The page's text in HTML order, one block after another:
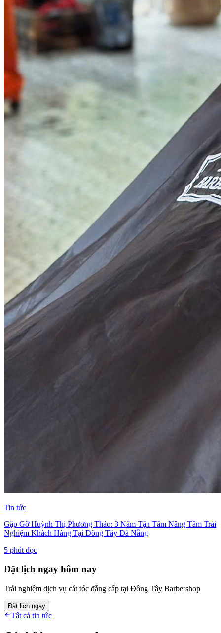
Tin tức
Gặp Gỡ Huỳnh Thị Phương Thảo: 3 Năm Tận Tâm Nâng Tầm Trải
Nghiệm Khách Hàng Tại Đông Tây Đà Nẵng
5 phút đọc
Đặt lịch ngay hôm nay
Trải nghiệm dịch vụ cắt tóc đẳng cấp tại Đông Tây Barbershop
Đặt lịch ngay
Tất cả tin tức